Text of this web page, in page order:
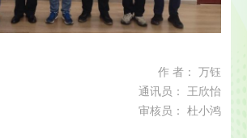
作 者： 万钰
通讯员： 王欣怡
审核员： 杜小鸿